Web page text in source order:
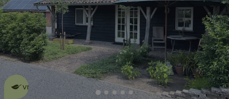
Dit natuurhuisje is eco-
vriendelijklees meer